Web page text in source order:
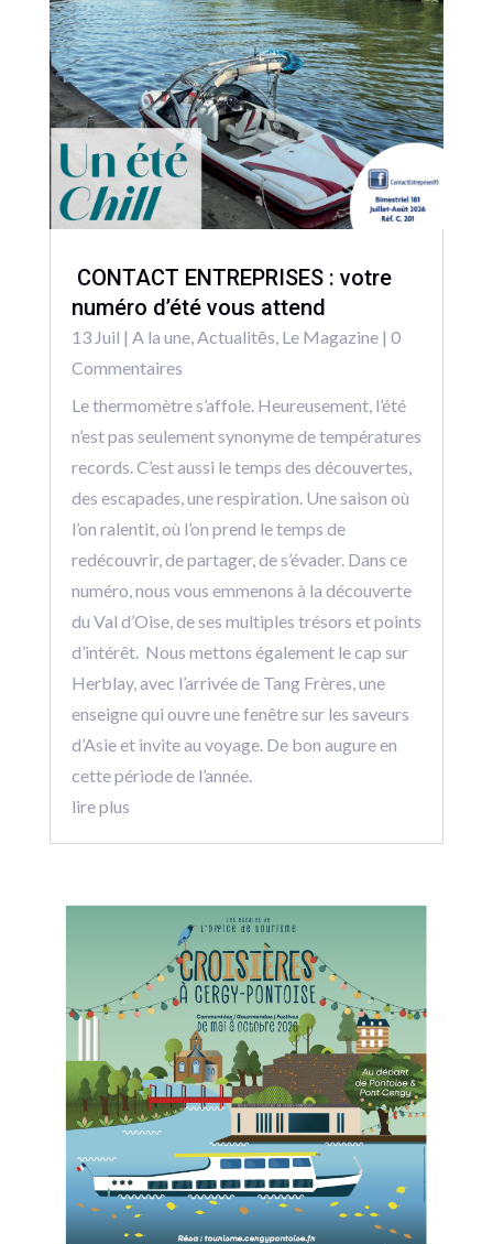
CONTACT ENTREPRISES : votre
numéro d’été vous attend
13 Juil | A la une, Actualitēs Le Magazine| 0
Commentaires
Le thermomètre s’affole. Heureusement, l’été
n’est pas seulement synonyme de températures
records. C’est aussi le temps des découvertes,
des escapades, une respiration. Une saison où
l’on ralentit, où l’on prend le temps de
redécouvrir, de partager, de s’évader. Dans ce
numéro, nous vous emmenons à la découverte
du Val d’Oise, de ses multiples trésors et points
d’intérêt. Nous mettons également le cap sur
Herblay, avec l’arrivée de Tang Frères, une
enseigne qui ouvre une fenêtre sur les saveurs
d’Asie et invite au voyage. De bon augure en
cette période de l’année.
lire plus